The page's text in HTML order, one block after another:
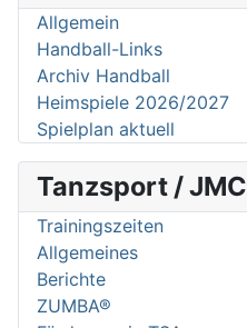
Allgemein
Handball-Links
Archiv Handball
Heimspiele 2026/2027
Spielplan aktuell
Tanzsport / JMC
Trainingszeiten
Allgemeines
Berichte
ZUMBA®